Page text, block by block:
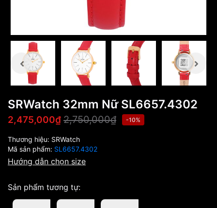
SRWatch 32mm Nữ SL6657.4302
2,475,000₫ 2,750,000₫ -10%
Thương hiệu: SRWatch
Mã sản phẩm: SL6657.4302
Hướng dẫn chọn size
Sản phẩm tương tự: